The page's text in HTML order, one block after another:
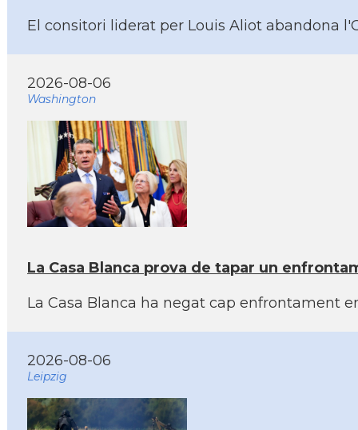
El consitori liderat per Louis Aliot abandona
2026-08-06
Washington
La Casa Blanca prova de tapar un
La Casa Blanca ha negat cap enfrontament
2026-08-06
Leipzig